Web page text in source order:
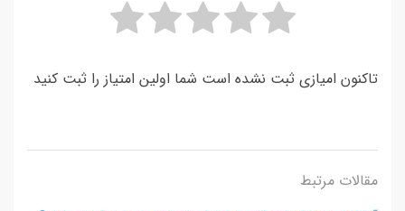
تاکنون امیازی ثبت نشده است شما اولین امتیاز را ثبت کنید
مقالات مرتبط